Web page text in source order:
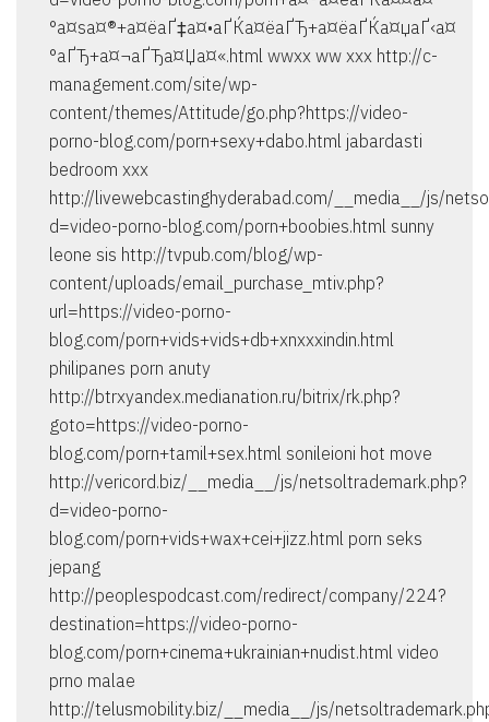
°а¤ѕа¤®+а¤ёаҐ‡а¤•аҐЌа¤ёаҐЂ+а¤ёаҐЌа¤џаҐ‹а¤
°аҐЂ+а¤¬аҐЂа¤Џа¤«.html wwxx ww xxx http://c-
management.com/site/wp-
content/themes/Attitude/go.php?https://video-
porno-blog.com/porn+sexy+dabo.html jabardasti
bedroom xxx
http://livewebcastinghyderabad.com/__media__/js/
d=video-porno-blog.com/porn+boobies.html sunny
leone sis http://tvpub.com/blog/wp-
content/uploads/email_purchase_mtiv.php?
url=https://video-porno-
blog.com/porn+vids+vids+db+xnxxxindin.html
philipanes porn anuty
http://btrxyandex.medianation.ru/bitrix/rk.php?
goto=https://video-porno-
blog.com/porn+tamil+sex.html sonileioni hot move
http://vericord.biz/__media__/js/netsoltrademark.php?
d=video-porno-
blog.com/porn+vids+wax+cei+jizz.html porn seks
jepang
http://peoplespodcast.com/redirect/company/224?
destination=https://video-porno-
blog.com/porn+cinema+ukrainian+nudist.html video
prno malae
http://telusmobility.biz/__media__/js/